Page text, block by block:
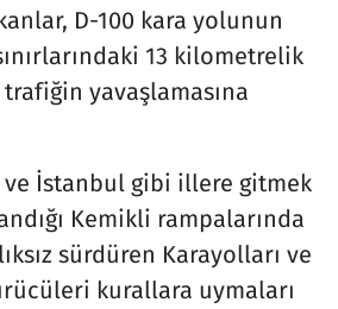
D-100 kara yolunun
13 kilometrelik
yavaşlamasına
ve İstanbul gibi illere gitmek
Kemikli rampalarında
sürdüren Karayolları ve
kurallara uymaları